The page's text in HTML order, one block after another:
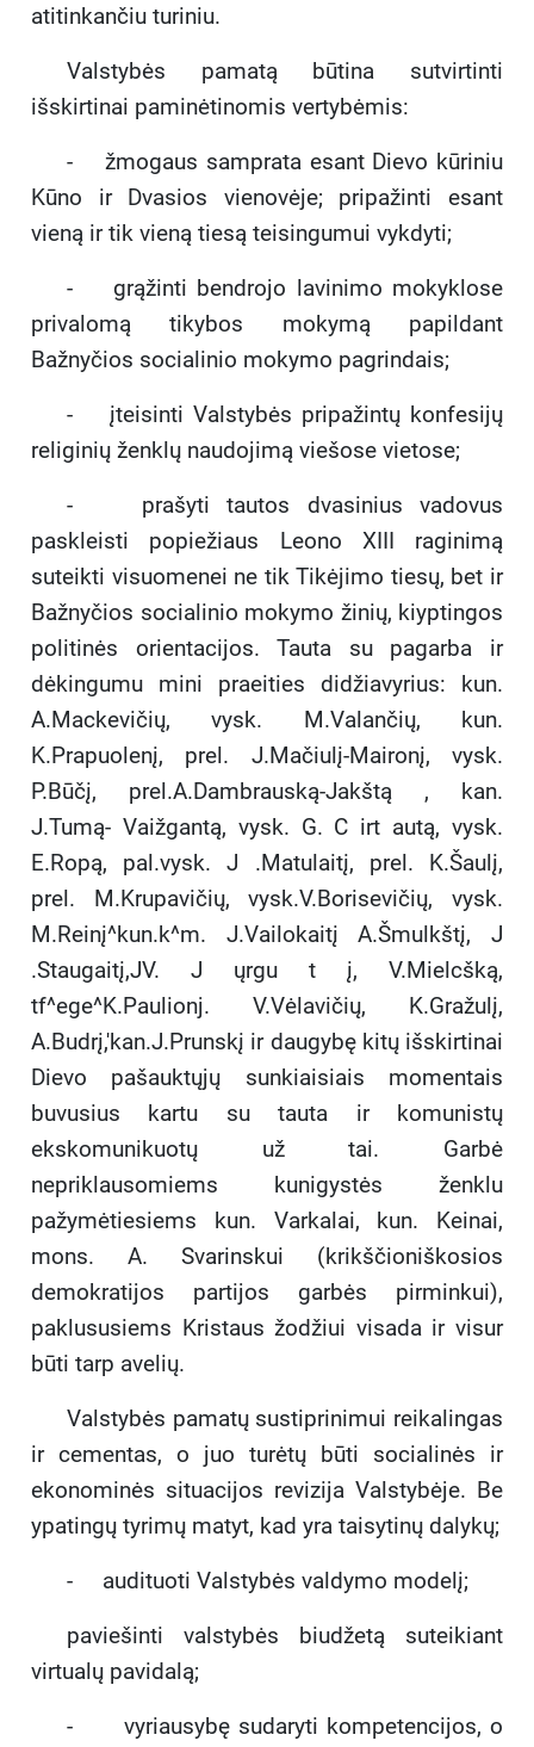
atitinkančiu turiniu.
Valstybės pamatą būtina sutvirtinti
išskirtinai paminėtinomis vertybėmis:
- žmogaus samprata esant Dievo kūriniu
Kūno ir Dvasios vienovėje; pripažinti esant
vieną ir tik vieną tiesą teisingumui vykdyti;
- grąžinti bendrojo lavinimo mokyklose
privalomą tikybos mokymą papildant
Bažnyčios socialinio mokymo pagrindais;
- įteisinti Valstybės pripažintų konfesijų
religinių ženklų naudojimą viešose vietose;
- prašyti tautos dvasinius vadovus
paskleisti popiežiaus Leono XIII raginimą
suteikti visuomenei ne tik Tikėjimo tiesų, bet ir
Bažnyčios socialinio mokymo žinių, kiyptingos
politinės orientacijos. Tauta su pagarba ir
dėkingumu mini praeities didžiavyrius: kun.
A.Mackevičių, vysk. M.Valančių, kun.
K.Prapuolenį, prel. J.Mačiulį-Maironį, vysk.
P.Būčį, prel.A.Dambrauską-Jakštą , kan.
J.Tumą- Vaižgantą, vysk. G. C irt autą, vysk.
E.Ropą, pal.vysk. J .Matulaitį, prel. K.Šaulį,
prel. M.Krupavičių, vysk.V.Borisevičių, vysk.
M.Reinį^kun.k^m. J.Vailokaitį A.Šmulkštį, J
.Staugaitį,JV. J ųrgu t į, V.Mielcšką,
tf^ege^K.Paulionj. V.Vėlavičių, K.Gražulį,
A.Budrį,'kan.J.Prunskį ir daugybę kitų išskirtinai
Dievo pašauktųjų sunkiaisiais momentais
buvusius kartu su tauta ir komunistų
ekskomunikuotų už tai. Garbė
nepriklausomiems kunigystės ženklu
pažymėtiesiems kun. Varkalai, kun. Keinai,
mons. A. Svarinskui (krikščioniškosios
demokratijos partijos garbės pirminkui),
paklususiems Kristaus žodžiui visada ir visur
būti tarp avelių.
Valstybės pamatų sustiprinimui reikalingas
ir cementas, o juo turėtų būti socialinės ir
ekonominės situacijos revizija Valstybėje. Be
ypatingų tyrimų matyt, kad yra taisytinų dalykų;
- audituoti Valstybės valdymo modelį;
paviešinti valstybės biudžetą suteikiant
virtualų pavidalą;
- vyriausybę sudaryti kompetencijos, o